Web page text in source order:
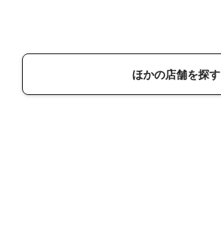
ほかの店舗を探す